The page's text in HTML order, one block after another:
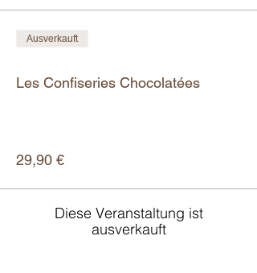
Ausverkauft
Les Confiseries Chocolatées
29,90 €
Diese Veranstaltung ist
ausverkauft